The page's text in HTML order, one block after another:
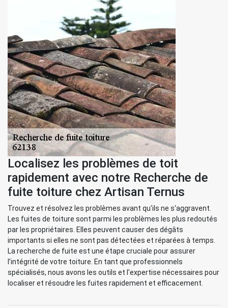
Localisez les problèmes de toit
rapidement avec notre Recherche de
fuite toiture chez Artisan Ternus
Trouvez et résolvez les problèmes avant qu'ils ne s'aggravent.
Les fuites de toiture sont parmi les problèmes les plus redoutés
par les propriétaires. Elles peuvent causer des dégâts
importants si elles ne sont pas détectées et réparées à temps.
La recherche de fuite est une étape cruciale pour assurer
l’intégrité de votre toiture. En tant que professionnels
spécialisés, nous avons les outils et l'expertise nécessaires pour
localiser et résoudre les fuites rapidement et efficacement.